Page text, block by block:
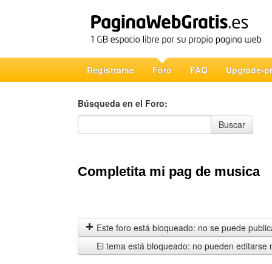
Registrarse Foro FAQ Upgrade-
Búsqueda en el Foro:
Búsqueda en el Foro
Buscar
Completita mi pag de musica
Este foro está bloqueado: no se puede
El tema está bloqueado: no pueden editarse